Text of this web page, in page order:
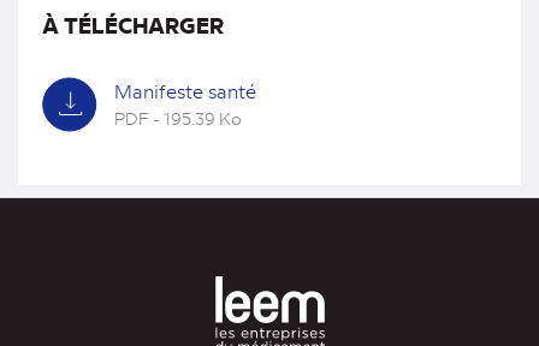
À TÉLÉCHARGER
Manifeste santé
PDF - 195.39 Ko